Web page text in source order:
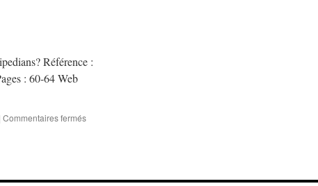
Référence :
: 60-64 Web
Commentaires fermés